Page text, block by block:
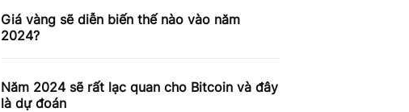
Giá vàng sẽ diễn biến thế nào vào năm
2024?
Năm 2024 sẽ rất lạc quan cho Bitcoin và đây
là dự đoán